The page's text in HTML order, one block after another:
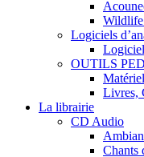
Logiciels
OUTILS
Livres,
La librairie
CD Audio
Chants